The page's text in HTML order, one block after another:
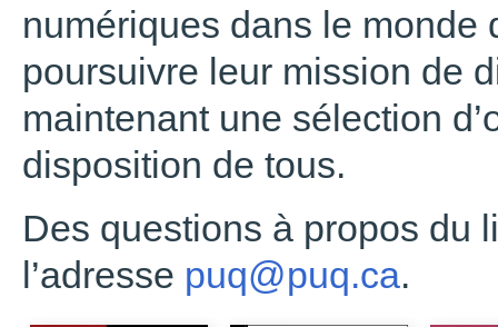
numériques dans le monde
poursuivre leur mission de
maintenant une sélection
disposition de tous.
Des questions à propos du
l’adresse puq@puq.ca.